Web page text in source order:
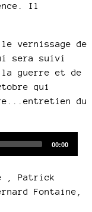
Il
vernissage de
sera suivi
la guerre et de
qui
du
Total
00:00
, Patrick
Fontaine,